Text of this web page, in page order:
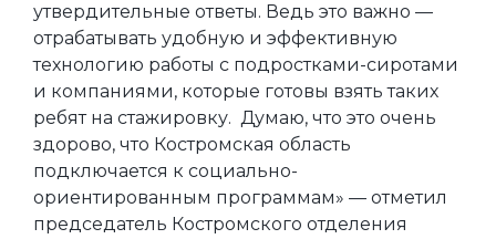
утвердительные ответы. Ведь это важно —
отрабатывать удобную и эффективную
технологию работы с подростками-сиротами
и компаниями, которые готовы взять таких
ребят на стажировку. Думаю, что это очень
здорово, что Костромская область
подключается к социально-
ориентированным программам» — отметил
председатель Костромского отделения